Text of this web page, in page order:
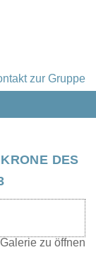
DES